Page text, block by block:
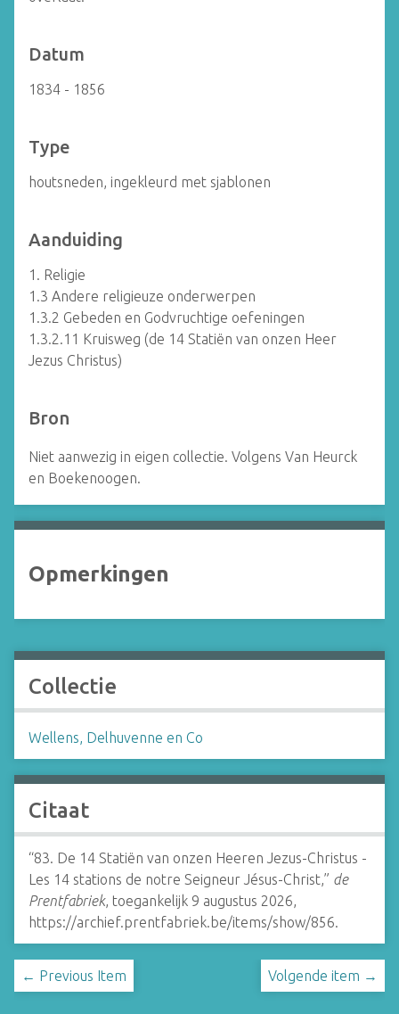
Datum
1834 - 1856
Type
houtsneden, ingekleurd met sjablonen
Aanduiding
1. Religie
1.3 Andere religieuze onderwerpen
1.3.2 Gebeden en Godvruchtige oefeningen
1.3.2.11 Kruisweg (de 14 Statiën van onzen Heer
Jezus Christus)
Bron
Niet aanwezig in eigen collectie. Volgens Van Heurck
en Boekenoogen.
Opmerkingen
Collectie
Wellens, Delhuvenne en Co
Citaat
“83. De 14 Statiën van onzen Heeren Jezus-Christus -
Les 14 stations de notre Seigneur Jésus-Christ,” de
Prentfabriek, toegankelijk 9 augustus 2026,
https://archief.prentfabriek.be/items/show/856.
← Previous Item Volgende item →